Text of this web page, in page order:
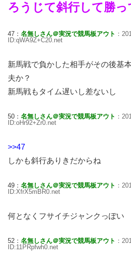
ろうじて斜行して勝っ
47： 名無しさん＠実況で競馬板アウト ：
ID:qWA9Z+C20.net
新馬戦で負かした相手がその後基
夫か？
新馬戦もタイム遅いし差ないし
50： 名無しさん＠実況で競馬板アウト ：
ID:oHr92+Zr0.net
>>47
しかも斜行ありきだからね
49： 名無しさん＠実況で競馬板アウト ：
ID:XfrX5mBR0.net
何となくフサイチジャンクっぽい
52： 名無しさん＠実況で競馬板アウト ：
ID:11PRpfwh0.net